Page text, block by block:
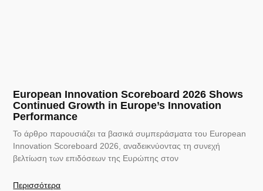
European Innovation Scoreboard 2026 Shows
Continued Growth in Europe’s Innovation
Performance
Το άρθρο παρουσιάζει τα βασικά συμπεράσματα του European
Innovation Scoreboard 2026, αναδεικνύοντας τη συνεχή
βελτίωση των επιδόσεων της Ευρώπης στον
Περισσότερα